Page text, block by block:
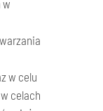
w
w celu
celach